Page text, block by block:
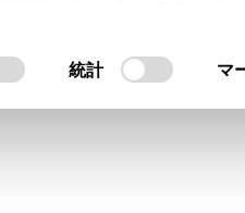
統計 マ
モデル・年式・グレード